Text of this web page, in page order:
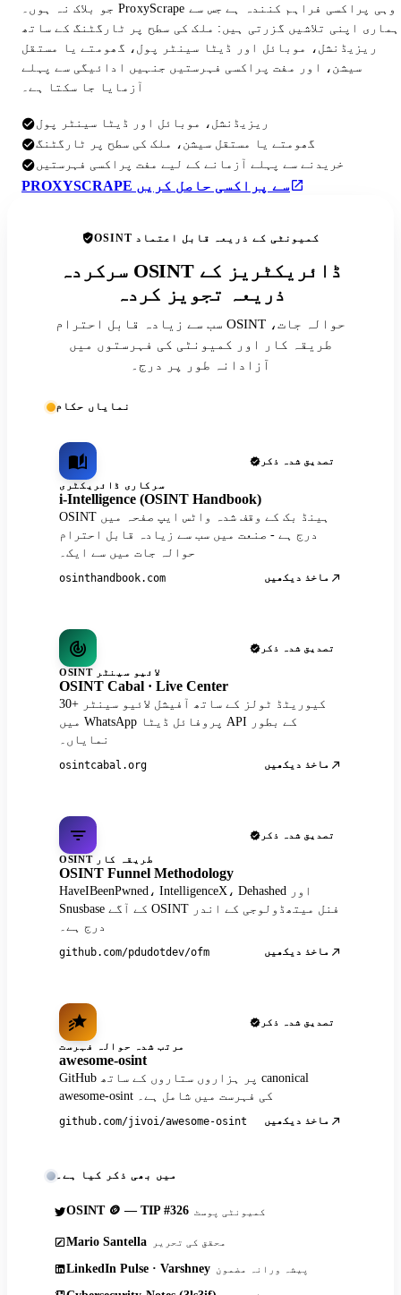
جو بلاک نہ ہوں۔ ProxyScrape وہی پراکسی فراہم کنندہ ہے جس سے
ہماری اپنی تلاشیں گزرتی ہیں: ملک کی سطح پر ٹارگٹنگ کے ساتھ
ریزیڈنشل، موبائل اور ڈیٹا سینٹر پول، گھومتے یا مستقل
سیشن، اور مفت پراکسی فہرستیں جنہیں ادائیگی سے پہلے
آزمایا جا سکتا ہے۔
ریزیڈنشل، موبائل اور ڈیٹا سینٹر پول
گھومتے یا مستقل سیشن، ملک کی سطح پر ٹارگٹنگ
خریدنے سے پہلے آزمانے کے لیے مفت پراکسی فہرستیں
PROXYSCRAPE سے پراکسی حاصل کریں
OSINT کمیونٹی کے ذریعہ قابل اعتماد
سرکردہ OSINT ڈائریکٹریز کے
ذریعہ تجویز کردہ
سب سے زیادہ قابل احترام OSINT حوالہ جات،
طریقہ کار اور کمیونٹی کی فہرستوں میں
آزادانہ طور پر درج۔
نمایاں حکام
تصدیق شدہ ذکر
سرکاری ڈائریکٹری
i-Intelligence (OSINT Handbook)
OSINT ہینڈ بک کے وقف شدہ واٹس ایپ صفحہ میں
درج ہے - صنعت میں سب سے زیادہ قابل احترام
حوالہ جات میں سے ایک۔
osinthandbook.com ماخذ دیکھیں
تصدیق شدہ ذکر
OSINT لائیو سینٹر
OSINT Cabal · Live Center
30+ کیوریٹڈ ٹولز کے ساتھ آفیشل لائیو سینٹر
میں WhatsApp پروفائل ڈیٹا API کے بطور
نمایاں۔
osintcabal.org ماخذ دیکھیں
تصدیق شدہ ذکر
OSINT طریقہ کار
OSINT Funnel Methodology
HaveIBeenPwned، IntelligenceX، Dehashed اور
Snusbase کے آگے OSINT فنل میتھڈولوجی کے اندر
درج ہے۔
github.com/pdudotdev/ofm ماخذ دیکھیں
تصدیق شدہ ذکر
مرتب شدہ حوالہ فہرست
awesome-osint
GitHub پر ہزاروں ستاروں کے ساتھ canonical
awesome-osint کی فہرست میں شامل ہے۔
github.com/jivoi/awesome-osint ماخذ دیکھیں
میں بھی ذکر کیا ہے۔
OSINT 🪙 — TIP #326 کمیونٹی پوسٹ
Mario Santella محقق کی تحریر
LinkedIn Pulse · Varshney پیشہ ورانہ مضمون